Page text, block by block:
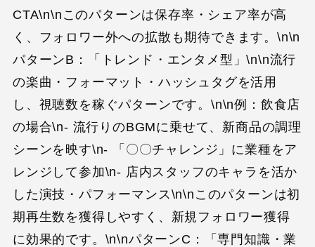
CTA\n\nこのパターンは保存率・シェア率が高
く、フォロワー外への拡散も期待できます。\n\n
パターンB：「トレンド・エンタメ型」\n\n流行
の楽曲・フォーマット・ハッシュタグを活用
し、視聴数を稼ぐパターンです。\n\n例：飲食店
の場合\n- 流行りのBGMに乗せて、新商品の調理
シーンを映す\n- 「〇〇チャレンジ」に業種をア
レンジして参加\n- 店内スタッフのキャラを活か
した演技・パフォーマンス\n\nこのパターンは初
期再生数を獲得しやすく、新規フォロワー獲得
に効果的です。\n\nパターンC：「専門知識・業